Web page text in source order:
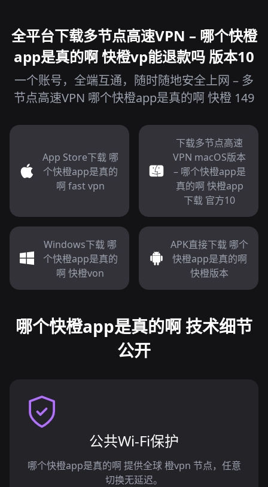
全平台下载多节点高速VPN – 哪个快橙
app是真的啊 快橙vp能退款吗 版本10
一个账号，全端互通，随时随地安全上网 – 多
节点高速VPN 哪个快橙app是真的啊 快橙 149
App Store下载 哪
个快橙app是真的
啊 fast vpn
下载多节点高速
VPN macOS版本
– 哪个快橙app是
真的啊 快橙app
下载 官方10
Windows下载 哪
个快橙app是真的
啊 快橙von
APK直接下载 哪个
快橙app是真的啊
快橙版本
哪个快橙app是真的啊 技术细节
公开
公共Wi-Fi保护
哪个快橙app是真的啊 提供全球 橙vpn 节点，任意
切换无延迟。